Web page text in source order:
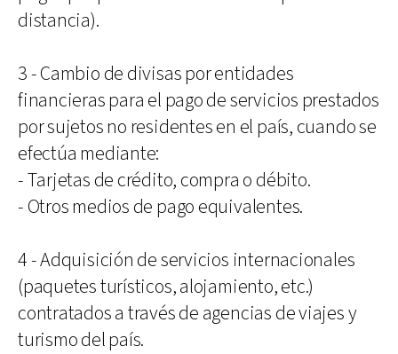
distancia).
3 - Cambio de divisas por entidades
financieras para el pago de servicios prestados
por sujetos no residentes en el país, cuando se
efectúa mediante:
- Tarjetas de crédito, compra o débito.
- Otros medios de pago equivalentes.
4 - Adquisición de servicios internacionales
(paquetes turísticos, alojamiento, etc.)
contratados a través de agencias de viajes y
turismo del país.